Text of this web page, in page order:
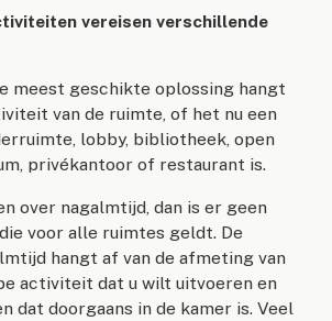
vereisen verschillende
meest geschikte oplossing hangt
van de ruimte, of het nu een
lobby, bibliotheek, open
privékantoor of restaurant is.
over nagalmtijd, dan is er geen
voor alle ruimtes geldt. De
hangt af van de afmeting van
activiteit dat u wilt uitvoeren en
dat doorgaans in de kamer is. Veel